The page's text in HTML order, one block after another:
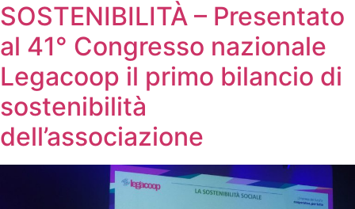
SOSTENIBILITÀ – Presentato
al 41° Congresso nazionale
Legacoop il primo bilancio di
sostenibilità
dell’associazione